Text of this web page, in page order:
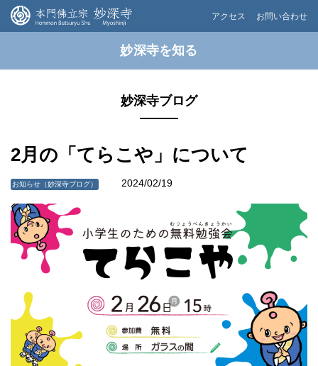
アクセス お問い合わせ
妙深寺を知る
妙深寺ブログ
2月の「てらこや」について
お知らせ（妙深寺ブログ） 2024/02/19